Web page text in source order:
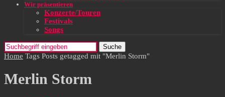
Wir präsentieren
Konzerte/Touren
Festivals
Songs
Suche
Home Tags Posts getagged mit "Merlin Storm"
Merlin Storm